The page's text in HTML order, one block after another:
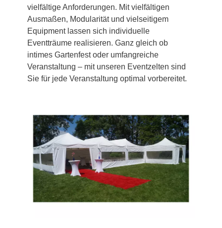
vielfältige Anforderungen. Mit vielfältigen
Ausmaßen, Modularität und vielseitigem
Equipment lassen sich individuelle
Eventträume realisieren. Ganz gleich ob
intimes Gartenfest oder umfangreiche
Veranstaltung – mit unseren Eventzelten sind
Sie für jede Veranstaltung optimal vorbereitet.